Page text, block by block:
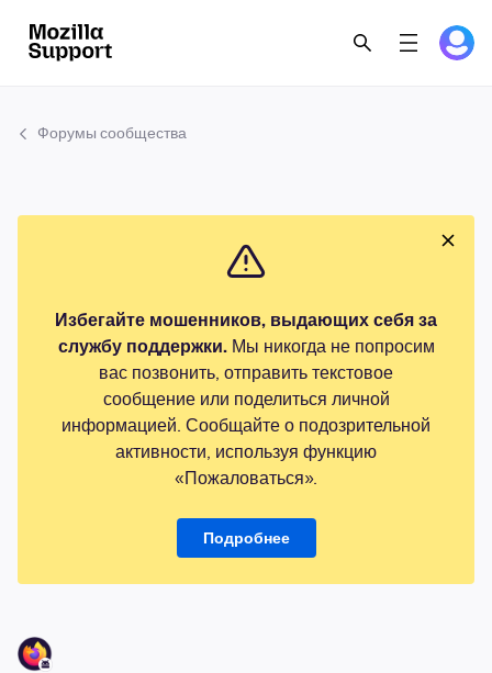
Форумы сообщества
Избегайте мошенников, выдающих себя за
службу поддержки.Мы никогда не попросим
вас позвонить, отправить текстовое
сообщение или поделиться личной
информацией. Сообщайте о подозрительной
активности, используя функцию
«Пожаловаться».
Подробнее